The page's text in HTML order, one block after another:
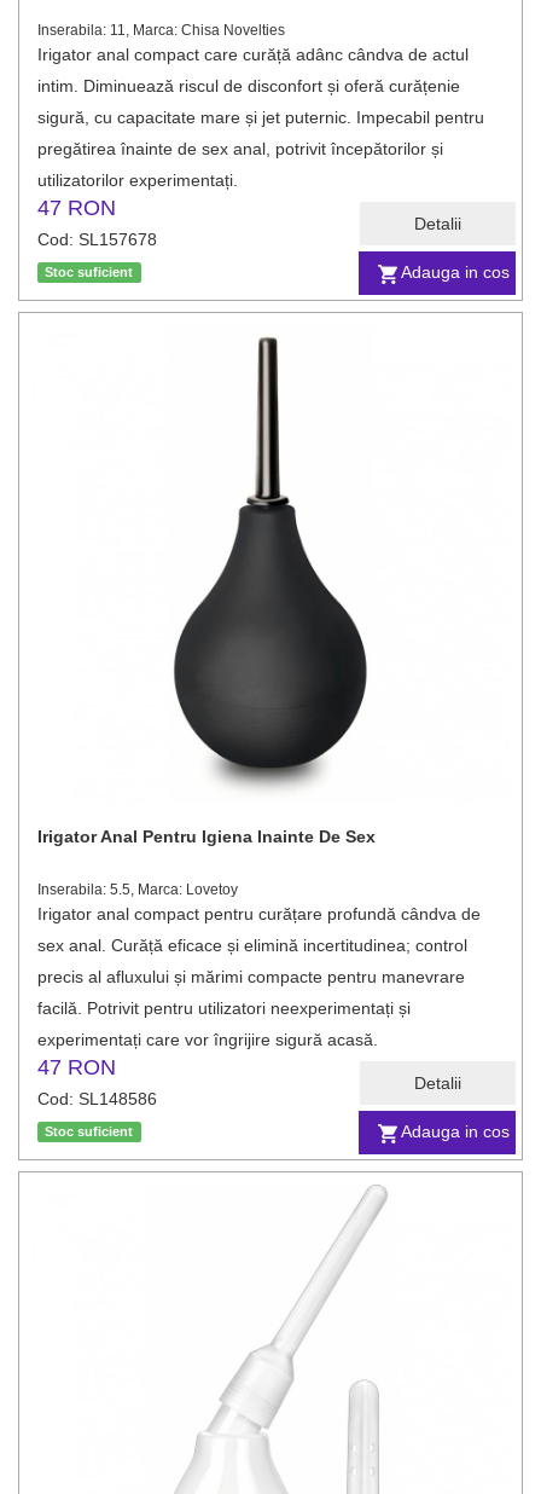
Adauga in cos
Detalii
Inserabila: 11, Marca: Chisa Novelties
Irigator anal compact care curăță adânc cândva de actul
intim. Diminuează riscul de disconfort și oferă curățenie
sigură, cu capacitate mare și jet puternic. Impecabil pentru
pregătirea înainte de sex anal, potrivit începătorilor și
utilizatorilor experimentați.
47 RON
Cod: SL157678
Stoc suficient
Adauga in cos
Detalii
Irigator Anal Pentru Igiena Inainte De Sex
Inserabila: 5.5, Marca: Lovetoy
Irigator anal compact pentru curățare profundă cândva de
sex anal. Curăță eficace și elimină incertitudinea; control
precis al afluxului și mărimi compacte pentru manevrare
facilă. Potrivit pentru utilizatori neexperimentați și
experimentați care vor îngrijire sigură acasă.
47 RON
Cod: SL148586
Stoc suficient